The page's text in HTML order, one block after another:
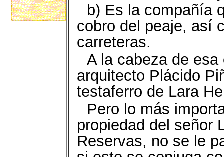
b) Es la compañía
cobro del peaje, así
carreteras.
A la cabeza de
arquitecto Plácido
testaferro de Lara
Pero lo más
propiedad del señor
Reservas, no se le